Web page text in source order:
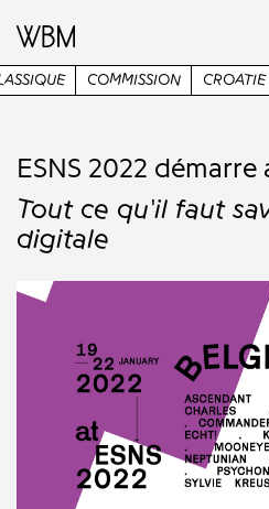
COMMISSION CROATIE
ESNS 2022
Tout ce qu'il faut
digitale